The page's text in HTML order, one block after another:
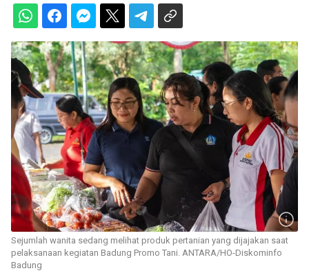
Sejumlah wanita sedang melihat produk pertanian yang dijajakan saat
pelaksanaan kegiatan Badung Promo Tani. ANTARA/HO-Diskominfo
Badung